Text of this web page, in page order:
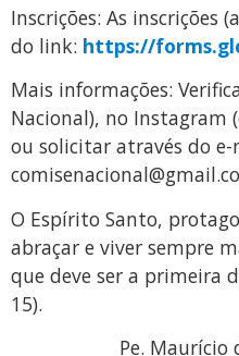
Inscrições: As inscrições
do link: https://
Mais informações:
Nacional), no Instagram
ou solicitar através do e-
O Espírito Santo,
abraçar e viver sempre
que deve ser a primeira
15).
Pe. Maurício